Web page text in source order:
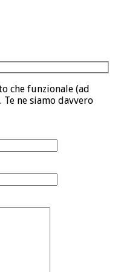
che funzionale (ad
ne siamo davvero